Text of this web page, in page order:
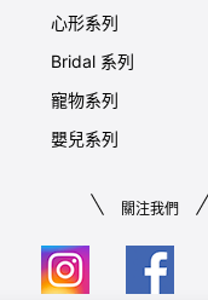
心形系列
Bridal 系列
寵物系列
嬰兒系列
關注我們